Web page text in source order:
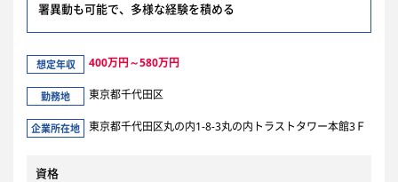
署異動も可能で、多様な経験を積める
想定年収 400万円～580万円
勤務地 東京都千代田区
企業所在地 東京都千代田区丸の内1-8-3丸の内トラストタワー本館3Ｆ
資格